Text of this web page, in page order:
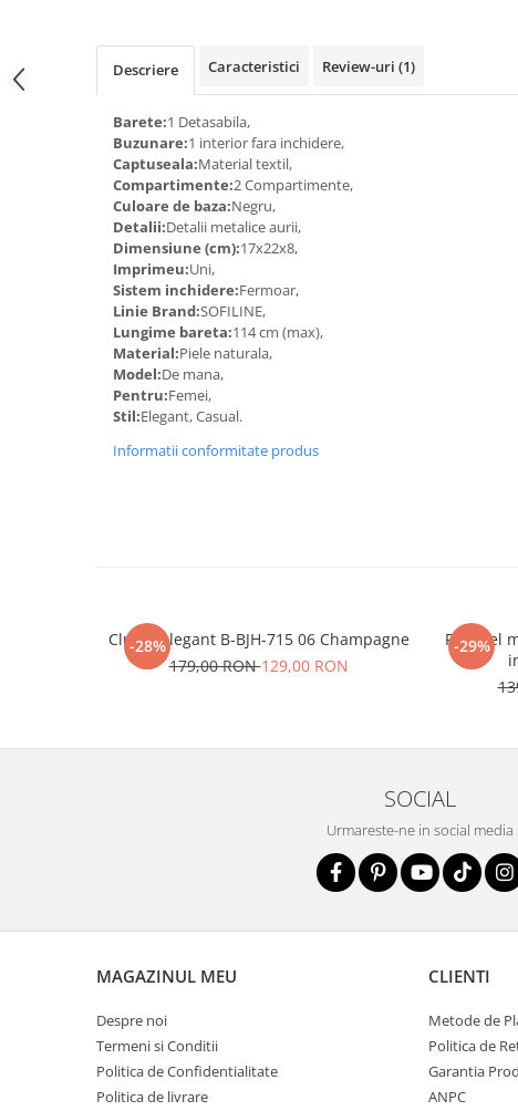
Descriere Caracteristici Review-uri (1)
Barete:1 Detasabila,
Buzunare:1 interior fara inchidere,
Captuseala:Material textil,
Compartimente:2 Compartimente,
Culoare de baza:Negru,
Detalii:Detalii metalice aurii,
Dimensiune (cm):17x22x8,
Imprimeu:Uni,
Sistem inchidere:Fermoar,
Linie Brand:SOFILINE,
Lungime bareta:114 cm (max),
Material:Piele naturala,
Model:De mana,
Pentru:Femei,
Stil:Elegant, Casual.
Informatii conformitate produs
-28%
Clutch elegant B-BJH-715 06 Champagne
179,00 RON129,00 RON
-29%
Portofel
SOCIAL
Urmareste-ne in social media
MAGAZINUL MEU
Despre noi
Termeni si Conditii
Politica de Confidentialitate
Politica de livrare
CLIENTI
Metode de
Politica de
Garantia
ANPC